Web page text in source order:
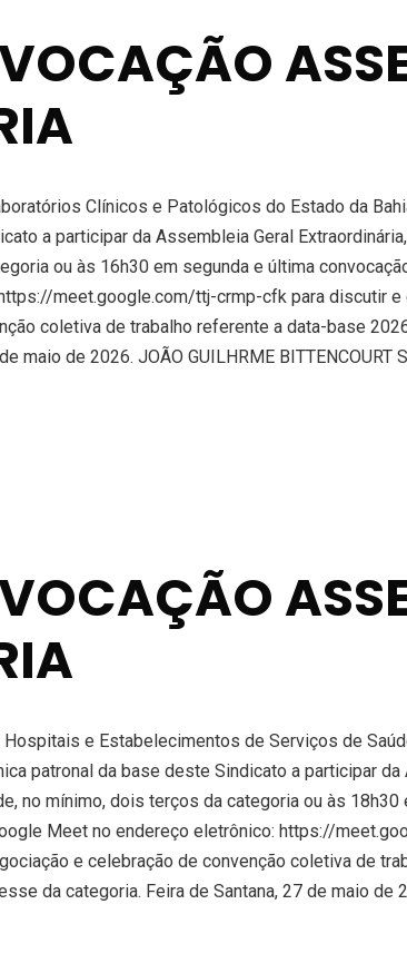
Clínicos e Patológicos do Estado da
a participar da Assembleia Geral
ou às 16h30 em segunda e última
meet.google.com/ttj-crmp-cfk para discutir e
coletiva de trabalho referente a data-base
de 2026. JOÃO GUILHRME BITTENCOURT
e Estabelecimentos de Serviços de
patronal da base deste Sindicato a participar
no mínimo, dois terços da categoria ou às
Meet no endereço eletrônico: https://
e celebração de convenção coletiva de
da categoria. Feira de Santana, 27 de maio de